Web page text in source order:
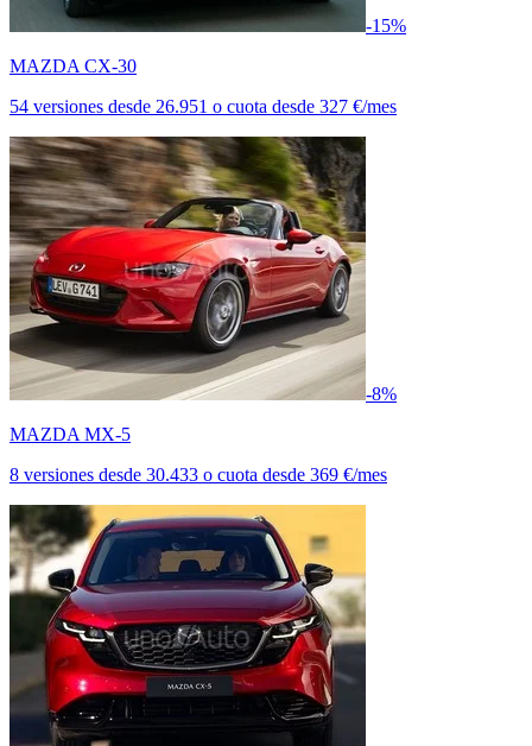
-15%
MAZDA CX-30
54 versiones desde 26.951 o cuota desde 327 €/mes
-8%
MAZDA MX-5
8 versiones desde 30.433 o cuota desde 369 €/mes